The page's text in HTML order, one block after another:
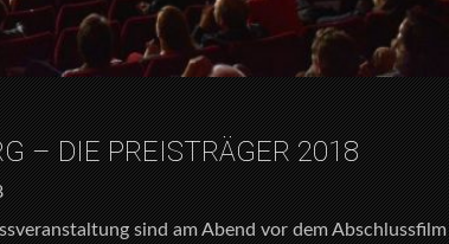
– DIE PREISTRÄGER 2018
sind am Abend vor dem Abschlussfilm